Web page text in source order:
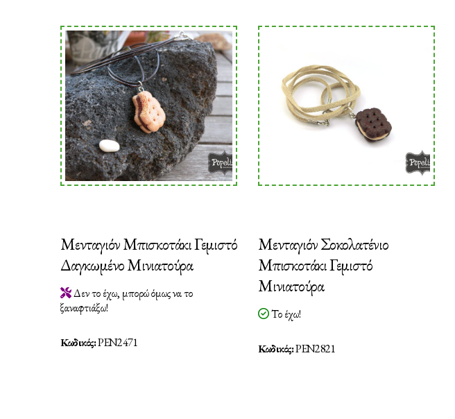
Μενταγιόν Μπισκοτάκι Γεμιστό
Δαγκωμένο Μινιατούρα
Δεν το έχω, μπορώ όμως να το
ξαναφτιάξω!
Κωδικός:PEN2471
Μενταγιόν Σοκολατένιο
Μπισκοτάκι Γεμιστό
Μινιατούρα
Το έχω!
Κωδικός:PEN2821